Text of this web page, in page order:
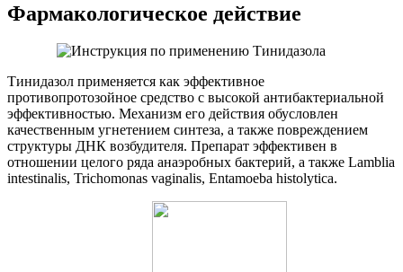
Фармакологическое действие
Тинидазол применяется как эффективное
противопротозойное средство с высокой антибактериальной
эффективностью. Механизм его действия обусловлен
качественным угнетением синтеза, а также повреждением
структуры ДНК возбудителя. Препарат эффективен в
отношении целого ряда анаэробных бактерий, а также Lamblia
intestinalis, Trichomonas vaginalis, Entamoeba histolytica.